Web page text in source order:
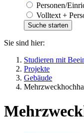
Personen/
Volltext +
Sie sind hier:
Studieren mit
Projekte
Gebäude